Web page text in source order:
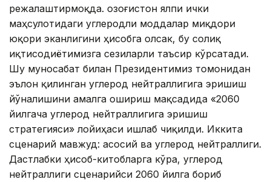
режалаштирмоқда. Қозоғистон ялпи ички
маҳсулотидаги углеродли моддалар миқдори
юқори эканлигини ҳисобга олсак, бу солиқ
иқтисодиётимизга сезиларли таъсир кўрсатади.
Шу муносабат билан Президентимиз томонидан
эълон қилинган углерод нейтраллигига эришиш
йўналишини амалга ошириш мақсадида «2060
йилгача углерод нейтраллигига эришиш
стратегияси» лойиҳаси ишлаб чиқилди. Иккита
сценарий мавжуд: асосий ва углерод нейтраллиги.
Дастлабки ҳисоб-китобларга кўра, углерод
нейтраллиги сценарийси 2060 йилга бориб